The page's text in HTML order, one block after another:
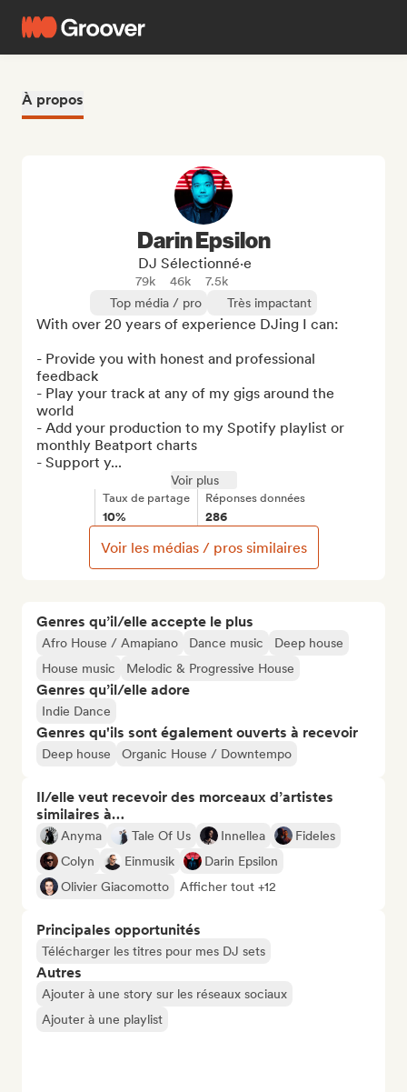
À propos
Genres qu’il/elle accepte le plus
Afro House / Amapiano Dance music
Deep house
House music
Melodic & Progressive House
Genres qu’il/elle adore
Indie Dance
Genres qu'ils sont également ouverts à recevoir
Deep house Organic House / Downtempo
Il/elle veut recevoir des morceaux d’artistes
similaires à…
Anyma Tale Of Us Innellea
Fideles
Colyn
Einmusik
Darin Epsilon
Olivier Giacomotto
Afficher tout +12
Principales opportunités
Télécharger les titres pour mes DJ sets
Autres
Ajouter à une story sur les réseaux sociaux
Ajouter à une playlist
Darin Epsilon
DJ Sélectionné·e
79k 46k
7.5k
Top média / pro
Très impactant
With over 20 years of experience DJing I can:
- Provide you with honest and professional
feedback
- Play your track at any of my gigs around the
world
- Add your production to my Spotify playlist or
monthly Beatport charts
- Support y...
Voir plus
Taux de partage
10%
Réponses données
286
Voir les médias / pros similaires